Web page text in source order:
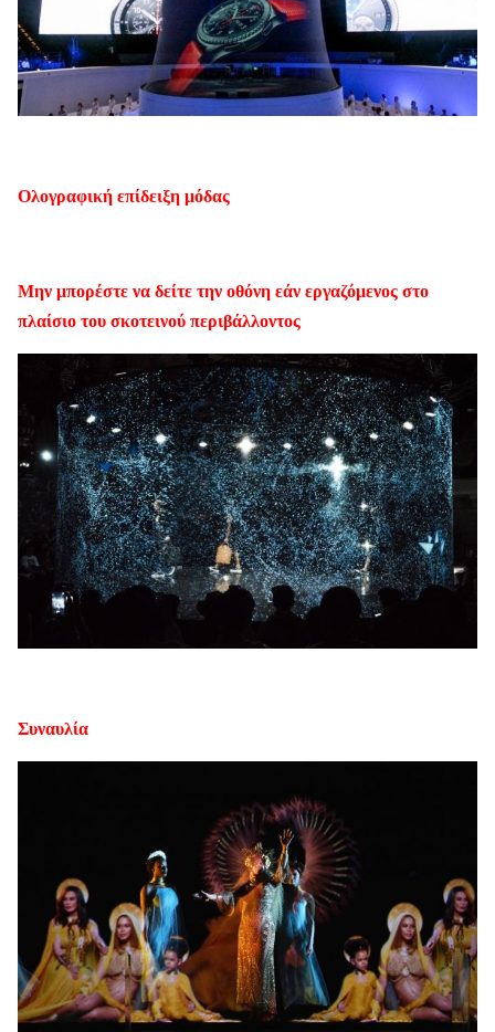
Ολογραφική επίδειξη μόδας
Μην μπορέστε να δείτε την οθόνη εάν εργαζόμενος στο
πλαίσιο του σκοτεινού περιβάλλοντος
Συναυλία